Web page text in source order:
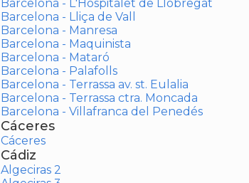
Barcelona - L'Hospitalet de Llobregat
Barcelona - Lliça de Vall
Barcelona - Manresa
Barcelona - Maquinista
Barcelona - Mataró
Barcelona - Palafolls
Barcelona - Terrassa av. st. Eulalia
Barcelona - Terrassa ctra. Moncada
Barcelona - Villafranca del Penedés
Cáceres
Cáceres
Cádiz
Algeciras 2